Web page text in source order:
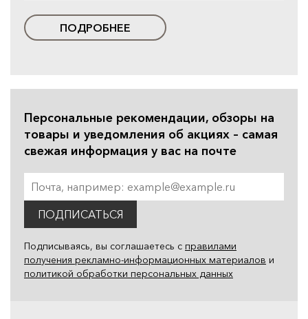
ПОДРОБНЕЕ
Персональные рекомендации, обзоры на
товары и уведомления об акциях – самая
свежая информация у вас на почте
ПОДПИСАТЬСЯ
Подписываясь, вы соглашаетесь с правилами
получения рекламно-информационных материалов и
политикой обработки персональных данных